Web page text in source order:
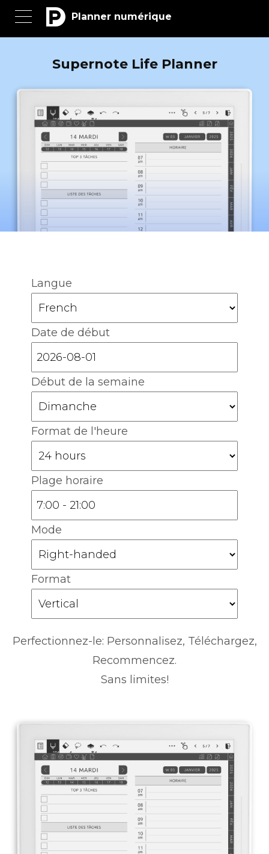
Planner numérique
Supernote Life Planner
Langue
Date de début
Début de la semaine
Format de l'heure
Plage horaire
Mode
Format
Perfectionnez-le: Personnalisez, Téléchargez,
Recommencez.
Sans limites!